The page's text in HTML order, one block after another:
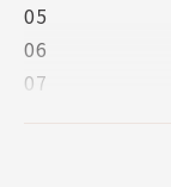
05
06
07